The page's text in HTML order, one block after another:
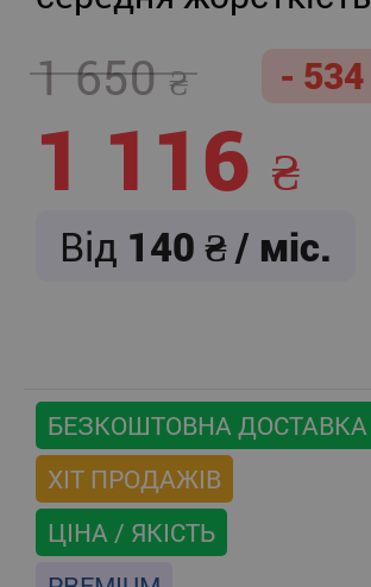
1 650 - 534
1 116
Від 140 / міс.
БЕЗКОШТОВНА ДОСТАВКА
ХІТ ПРОДАЖІВ
ЦІНА / ЯКІСТЬ